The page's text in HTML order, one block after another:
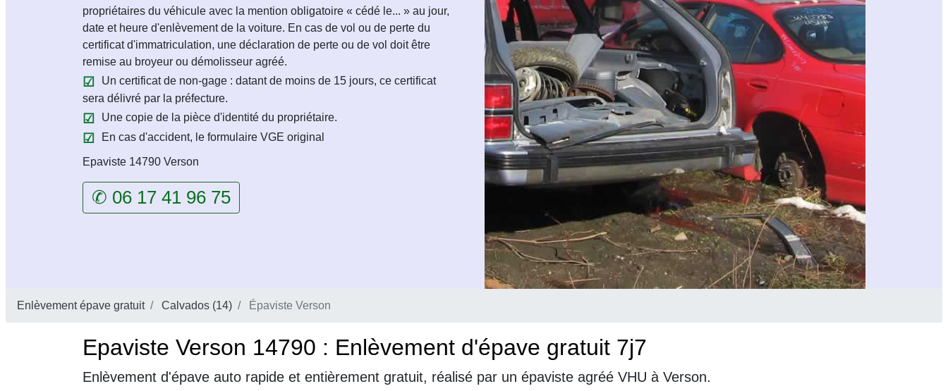
propriétaires du véhicule avec la mention obligatoire « cédé le... » au jour,
date et heure d'enlèvement de la voiture. En cas de vol ou de perte du
certificat d'immatriculation, une déclaration de perte ou de vol doit être
remise au broyeur ou démolisseur agréé.
Un certificat de non-gage : datant de moins de 15 jours, ce certificat
sera délivré par la préfecture.
Une copie de la pièce d'identité du propriétaire.
En cas d'accident, le formulaire VGE original
Epaviste 14790 Verson
✆ 06 17 41 96 75
Enlèvement épave gratuit Calvados (14) Épaviste Verson
Epaviste Verson 14790 : Enlèvement d'épave gratuit 7j7
Enlèvement d'épave auto rapide et entièrement gratuit, réalisé par un épaviste agréé VHU à Verson.